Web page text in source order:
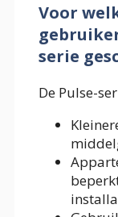
Voor
serie
De Pulse-